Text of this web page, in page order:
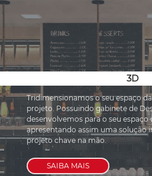
3D
Tridimensionamos o seu espaço
projeto. Possuindo gabinete de
desenvolvemos para o seu espaço
apresentando assim uma solução
projeto chave na mão.
SAIBA MAIS